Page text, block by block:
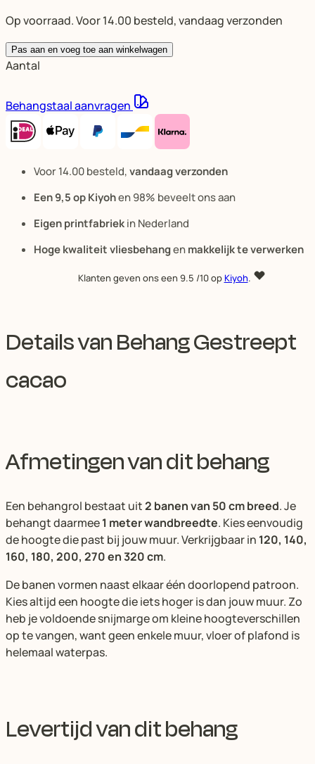
Op voorraad. Voor 14.00 besteld, vandaag verzonden
Pas aan en voeg toe aan winkelwagen
Aantal
Behangstaal aanvragen
Voor 14.00 besteld,vandaag verzonden
Een 9,5 op Kiyohen 98% beveelt ons aan
Eigen printfabriekin Nederland
Hoge kwaliteit vliesbehangenmakkelijk te verwerken
Klanten geven ons een 9.5 /10 opKiyoh.
Details van Behang Gestreept
cacao
Afmetingen van dit behang
Een behangrol bestaat uit2 banen van 50 cm breed. Je
behangt daarmee1 meter wandbreedte. Kies eenvoudig
de hoogte die past bij jouw muur. Verkrijgbaar in 120, 140,
160, 180, 200, 270 en 320 cm.
De banen vormen naast elkaar één doorlopend patroon.
Kies altijd een hoogte die iets hoger is dan jouw muur. Zo
heb je voldoende snijmarge om kleine hoogteverschillen
op te vangen, want geen enkele muur, vloer of plafond is
helemaal waterpas.
Levertijd van dit behang